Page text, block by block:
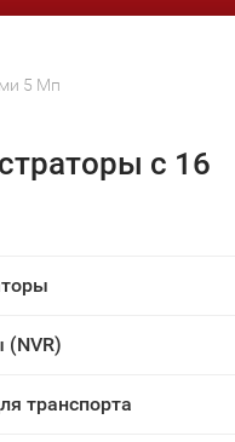
5 Мп
с 16
(NVR)
транспорта